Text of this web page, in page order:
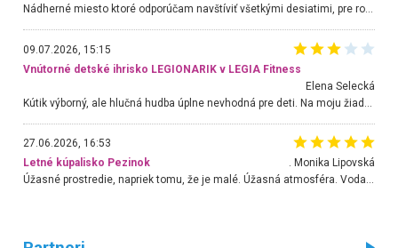
Nádherné miesto ktoré odporúčam navštíviť všetkými desiatimi, pre rodiny s deťmi, dôchodcom... Proste a jednoducho ozaj rozprávkový les.. určite ešte prídeme. Odniesli sme si na pamiatku krásne tričká,
09.07.2026, 15:15
Vnútorné detské ihrisko LEGIONARIK v LEGIA Fitness
Elena Selecká
27.06.2026, 16:53
Letné kúpalisko Pezinok
. Monika Lipovská
Úžasné prostredie, napriek tomu, že je malé. Úžasná atmosféra. Voda fantastická a nádherná. Ľudí je pomerne veľa, ale su mili a ohľaduplní. Je veľmi zaujímavé sledovať, ako dokážu spolu športovať cudzí ľudia a bez ohľadu na vek. Vládne tu pohoda. Vnuka neviem dostať z vody. Ďakujem za krásny deň . Urcite sa sem vrátim. Jediný problém je s parkovaním, ale aj ten sa mi podarilo vyriešiť. Monika Bratislava